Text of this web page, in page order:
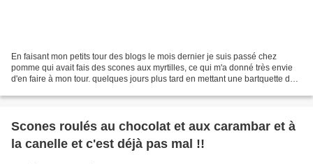
En faisant mon petits tour des blogs le mois dernier je suis passé chez
pomme qui avait fais des scones aux myrtilles, ce qui m'a donné très envie
d'en faire à mon tour. quelques jours plus tard en mettant une bartquette de
Scones roulés au chocolat et aux carambar et à
la canelle et c'est déjà pas mal !!